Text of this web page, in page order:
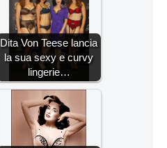
Dita Von Teese lancia
la sua sexy e curvy
lingerie…